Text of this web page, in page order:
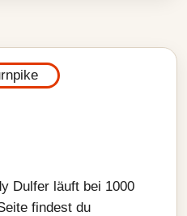
Dulfer läuft bei 1000
findest du